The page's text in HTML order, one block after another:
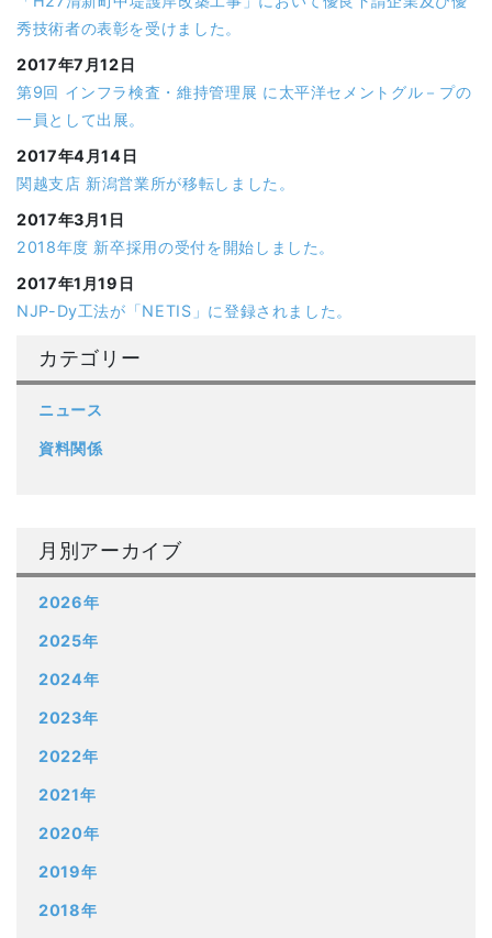
秀技術者の表彰を受けました。
2017年7月12日
第9回 インフラ検査・維持管理展 に太平洋セメントグル－プの
一員として出展。
2017年4月14日
関越支店 新潟営業所が移転しました。
2017年3月1日
2018年度 新卒採用の受付を開始しました。
2017年1月19日
NJP-Dy工法が「NETIS」に登録されました。
カテゴリー
ニュース
資料関係
月別アーカイブ
2026年
2025年
2024年
2023年
2022年
2021年
2020年
2019年
2018年